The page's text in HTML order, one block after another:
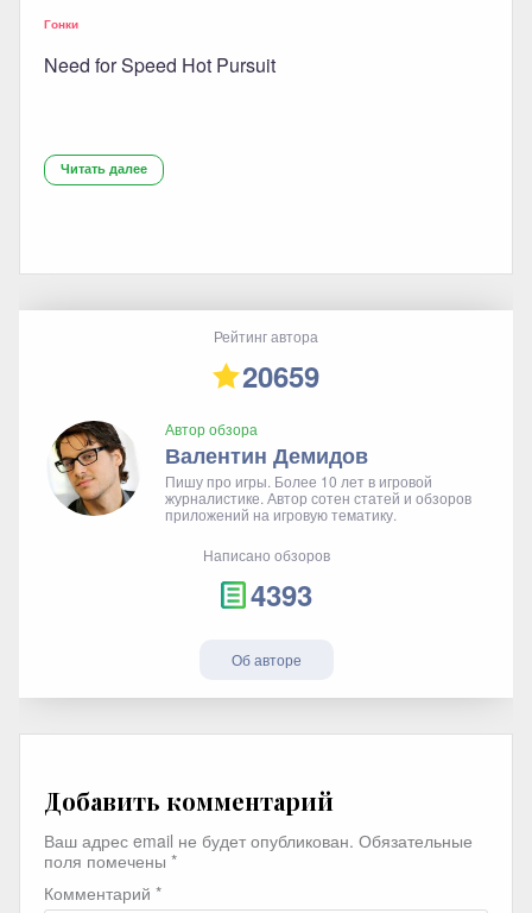
Гонки
Need for Speed Hot Pursuit
Читать далее
Рейтинг автора
20659
Автор обзора
Валентин Демидов
Пишу про игры. Более 10 лет в игровой
журналистике. Автор сотен статей и обзоров
приложений на игровую тематику.
Написано обзоров
4393
Об авторе
Добавить комментарий
Ваш адрес email не будет опубликован. Обязательные
поля помечены *
Комментарий *